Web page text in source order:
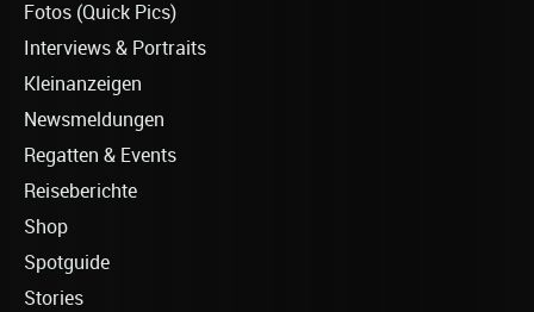
Fotos (Quick Pics)
Interviews & Portraits
Kleinanzeigen
Newsmeldungen
Regatten & Events
Reiseberichte
Shop
Spotguide
Stories